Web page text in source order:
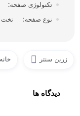
تکنولوژی صفحه
نوع صفحه
تخت
زرین سنتر
دیدگاه ها